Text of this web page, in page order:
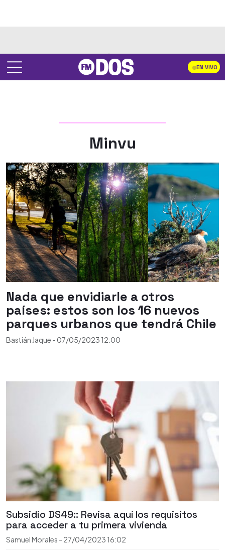
EN VIVO
Minvu
Nada que envidiarle a otros
países: estos son los 16 nuevos
parques urbanos que tendrá Chile
Bastián Jaque - 07/05/2023 12:00
Subsidio DS49:: Revisa aquí los requisitos
para acceder a tu primera vivienda
Samuel Morales - 27/04/2023 16:02